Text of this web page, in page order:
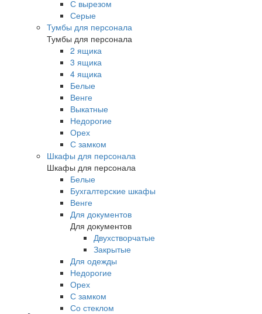
С вырезом
Серые
Тумбы для персонала
Тумбы для персонала
2 ящика
3 ящика
4 ящика
Белые
Венге
Выкатные
Недорогие
Орех
С замком
Шкафы для персонала
Шкафы для персонала
Белые
Бухгалтерские шкафы
Венге
Для документов
Для документов
Двухстворчатые
Закрытые
Для одежды
Недорогие
Орех
С замком
Со стеклом